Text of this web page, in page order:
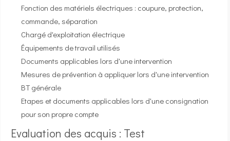
Fonction des matériels électriques : coupure, protection,
commande, séparation
Chargé d'exploitation électrique
Équipements de travail utilisés
Documents applicables lors d'une intervention
Mesures de prévention à appliquer lors d'une intervention
BT générale
Etapes et documents applicables lors d'une consignation
pour son propre compte
Evaluation des acquis : Test